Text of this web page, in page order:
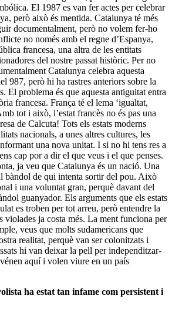
El 1987 es van fer actes per celebrar
però això és mentida. Catalunya té més
documentalment, però no volem fer-ho
no només amb el regne d’Espanya,
francesa, una altra de les entitats
del nostre passat històric. Per no
Catalunya celebra aquesta
987, però hi ha rastres anteriors sobre la
El problema és que aquesta antiguitat entra
francesa. França té el lema ‘igualtat,
tot i això, l’estat francès no és pas una
de Calcuta! Tots els estats moderns
nacionals, a unes altres cultures, les
una nova unitat. I si no hi tens res a
cap por a dir el que veus i el que penses.
ja veu que Catalunya és un nació. Una
bàndol de qui intenta sortir del pou. Això
i una voluntat gran, perquè davant del
guanyador. Els arguments que els estats
es troben per tot arreu, però entendre la
violades ja costa més. La ment funciona per
veus que molts sudamericans que
realitat, perquè van ser colonitzats i
hi van deixar la pell per independitzar-
aquí i volen viure en un país
ha estat tan infame com persistent i